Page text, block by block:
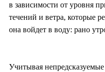
в зависимости от уровня
течений и ветра, которые
она войдет в воду: рано
Учитывая непредсказуемые